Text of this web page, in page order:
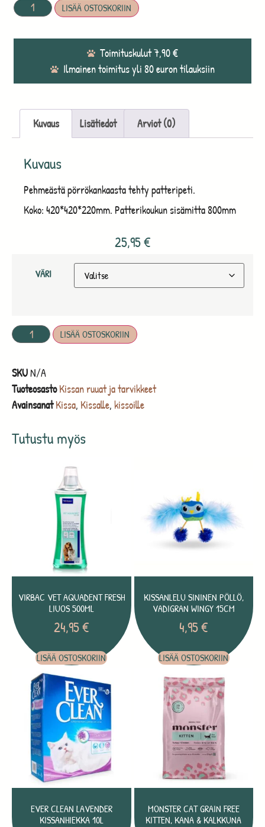
LISÄÄ OSTOSKORIIN
Toimituskulut 7,90 €
Ilmainen toimitus yli 80 euron tilauksiin
Tutustu myös
VIRBAC VET AQUADENT FRESH
LIUOS 500ML
24,95€
LISÄÄ OSTOSKORIIN
KISSANLELU SININEN PÖLLÖ,
VADIGRAN WINGY 15CM
4,95€
LISÄÄ OSTOSKORIIN
EVER CLEAN LAVENDER
KISSANHIEKKA 10L
MONSTER CAT GRAIN FREE
KITTEN, KANA & KALKKUNA
Kuvaus Lisätiedot Arviot (0)
Kuvaus
Pehmeästä pörrökankaasta tehty patteripeti.
Koko: 420*420*220mm. Patterikoukun sisämitta 800mm
25,95€
VÄRI
LISÄÄ OSTOSKORIIN
SKUN/A
Tuoteosasto Kissan ruuat ja tarvikkeet
Avainsanat Kissa, Kissalle, kissoille